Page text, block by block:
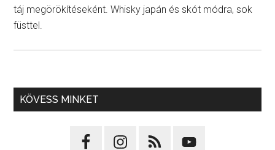
táj megörökítéseként. Whisky japán és skót módra, sok
füsttel.
KÖVESS MINKET